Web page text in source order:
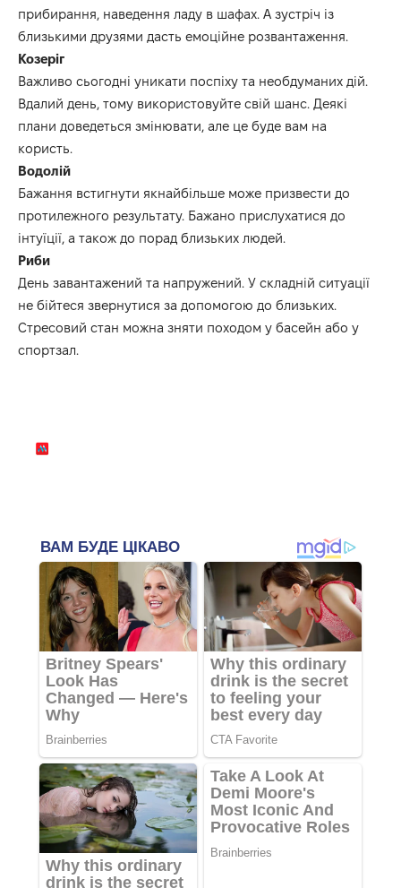
прибирання, наведення ладу в шафах. А зустріч із
близькими друзями дасть емоційне розвантаження.
Козеріг
Важливо сьогодні уникати поспіху та необдуманих дій.
Вдалий день, тому використовуйте свій шанс. Деякі
плани доведеться змінювати, але це буде вам на
користь.
Водолій
Бажання встигнути якнайбільше може призвести до
протилежного результату. Бажано прислухатися до
інтуїції, а також до порад близьких людей.
Риби
День завантажений та напружений. У складній ситуації
не бійтеся звернутися за допомогою до близьких.
Стресовий стан можна зняти походом у басейн або у
спортзал.